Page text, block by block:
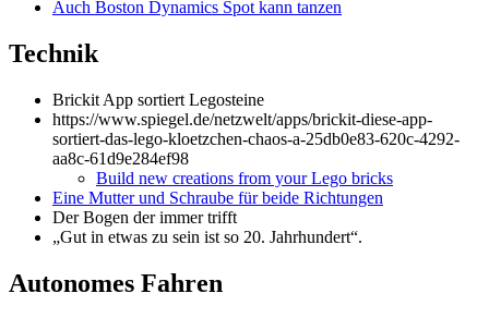
Auch Boston Dynamics Spot kann tanzen
Technik
Brickit App sortiert Legosteine
https://www.spiegel.de/netzwelt/apps/brickit-diese-app-
sortiert-das-lego-kloetzchen-chaos-a-25db0e83-620c-4292-
aa8c-61d9e284ef98
Build new creations from your Lego bricks
Eine Mutter und Schraube für beide Richtungen
Der Bogen der immer trifft
„Gut in etwas zu sein ist so 20. Jahrhundert“.
Autonomes Fahren